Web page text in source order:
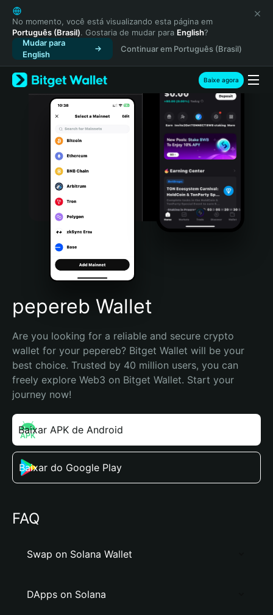
English
日本語
Tiếng Việt
Русский
Español (Latinoamérica)
Türkçe
Italiano
Português (Portugal)
Bahasa Indonesia
Português (Brasil)
Español (Argentina)
No momento, você está visualizando esta página em
Português (Brasil). Gostaria de mudar para English?
Mudar para
English
Continuar em Português (Brasil)
Baixe agora
pepereb Wallet
Are you looking for a reliable and secure crypto
wallet for your pepereb? Bitget Wallet will be your
best choice. Trusted by 40 million users, you can
freely explore Web3 on Bitget Wallet. Start your
journey now!
Baixar APK de Android
Baixar do Google Play
FAQ
Swap on Solana Wallet
DApps on Solana